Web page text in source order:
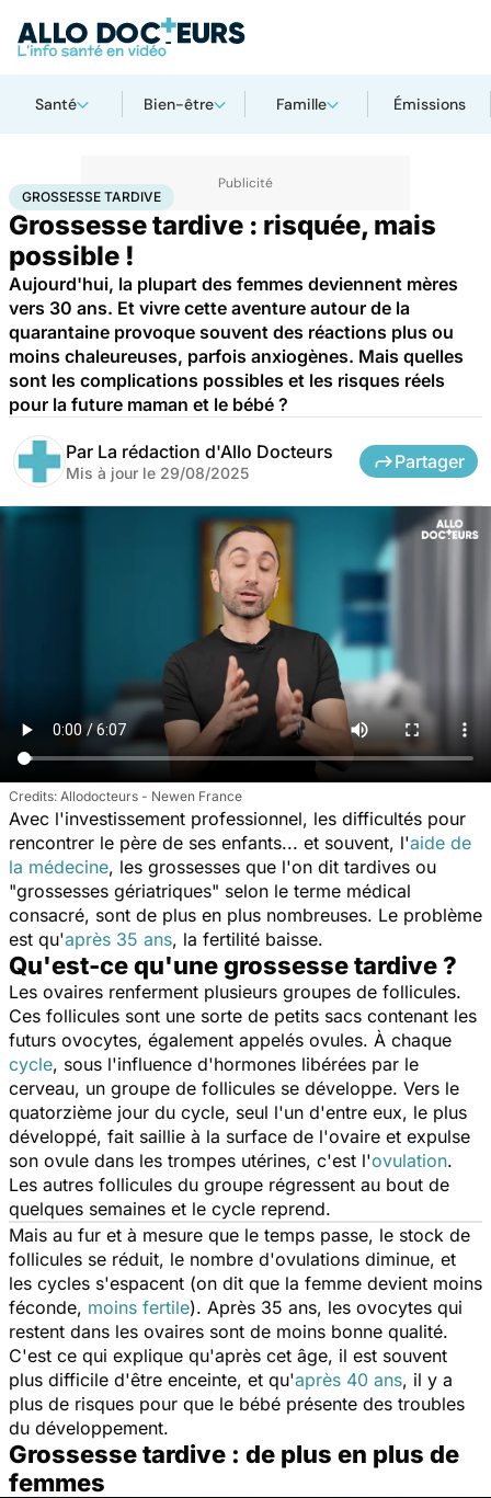
Santé Bien-être Famille Émissions
AccueilFamilleGrossesseGrossesse tardive
GROSSESSE TARDIVE
Grossesse tardive : risquée, mais
possible !
Aujourd'hui, la plupart des femmes deviennent mères
vers 30 ans. Et vivre cette aventure autour de la
quarantaine provoque souvent des réactions plus ou
moins chaleureuses, parfois anxiogènes. Mais quelles
sont les complications possibles et les risques réels
pour la future maman et le bébé ?
Par La rédaction d'Allo Docteurs
Mis à jour le 29/08/2025
Partager
Allodocteurs - Newen France
Avec l'investissement professionnel, les difficultés pour
rencontrer le père de ses enfants... et souvent, l'aide de
la médecine, les grossesses que l'on dit tardives ou
"grossesses gériatriques" selon le terme médical
consacré, sont de plus en plus nombreuses. Le problème
est qu'après 35 ans, la fertilité baisse.
Qu'est-ce qu'une grossesse tardive ?
Les ovaires renferment plusieurs groupes de follicules.
Ces follicules sont une sorte de petits sacs contenant les
futurs ovocytes, également appelés ovules. À chaque
cycle, sous l'influence d'hormones libérées par le
cerveau, un groupe de follicules se développe. Vers le
quatorzième jour du cycle, seul l'un d'entre eux, le plus
développé, fait saillie à la surface de l'ovaire et expulse
son ovule dans les trompes utérines, c'est l'ovulation.
Les autres follicules du groupe régressent au bout de
quelques semaines et le cycle reprend.
Mais au fur et à mesure que le temps passe, le stock de
follicules se réduit, le nombre d'ovulations diminue, et
les cycles s'espacent (on dit que la femme devient moins
féconde, moins fertile). Après 35 ans, les ovocytes qui
restent dans les ovaires sont de moins bonne qualité.
C'est ce qui explique qu'après cet âge, il est souvent
plus difficile d'être enceinte, et qu'après 40 ans, il y a
plus de risques pour que le bébé présente des troubles
du développement.
Grossesse tardive : de plus en plus de
femmes